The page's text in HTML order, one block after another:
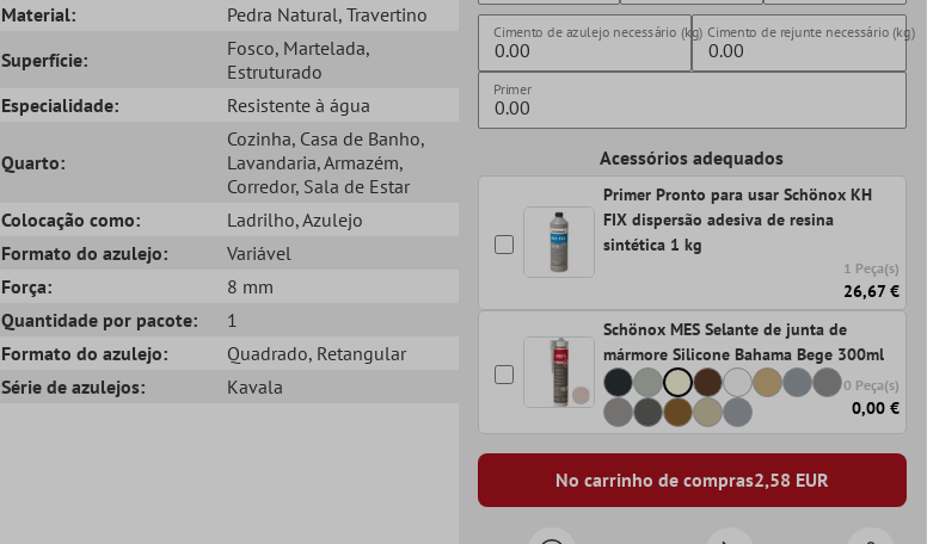
Material:
Pedra Natural, Travertino
Superfície:
Fosco, Martelada,
Estruturado
Especialidade:
Resistente à água
Quarto:
Cozinha, Casa de Banho,
Lavandaria, Armazém,
Corredor, Sala de Estar
Colocação como:
Ladrilho, Azulejo
Formato do azulejo:
Variável
Força:
8 mm
Quantidade por pacote:
1
Formato do azulejo:
Quadrado, Retangular
Série de azulejos:
Kavala
Cimento de azulejo necessário (kg) Cimento de rejunte necessário (kg)
Primer
Acessórios adequados
Primer Pronto para usar Schönox KH
FIX dispersão adesiva de resina
sintética 1 kg
1 Peça(s)
26,67 €
Schönox MES Selante de junta de
mármore Silicone Bahama Bege 300ml
0 Peça(s)
0,00 €
No carrinho de compras2,58 EUR